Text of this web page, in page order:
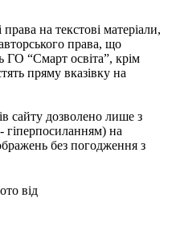
на текстові матеріали,
права, що
ГО “Смарт освіта”, крім
пряму вказівку на
сайту дозволено лише з
гіперпосиланням) на
без погодження з
від